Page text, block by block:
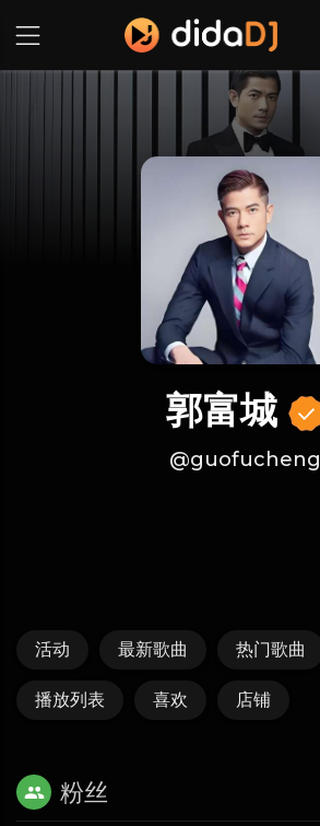
郭富城
@guofucheng
活动 最新歌曲 热门歌曲
播放列表 喜欢 店铺
粉丝